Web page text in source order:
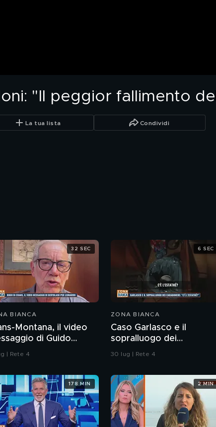
"Il peggior fallimento
La tua lista Condividi
BIANCA
Montana, il video
di Guido
per Leonardo
| Rete 4
32 SEC
ZONA BIANCA
Caso Garlasco e il
sopralluogo dei
Carabinieri
30 lug | Rete 4
6 SEC
178 MIN 2 MIN